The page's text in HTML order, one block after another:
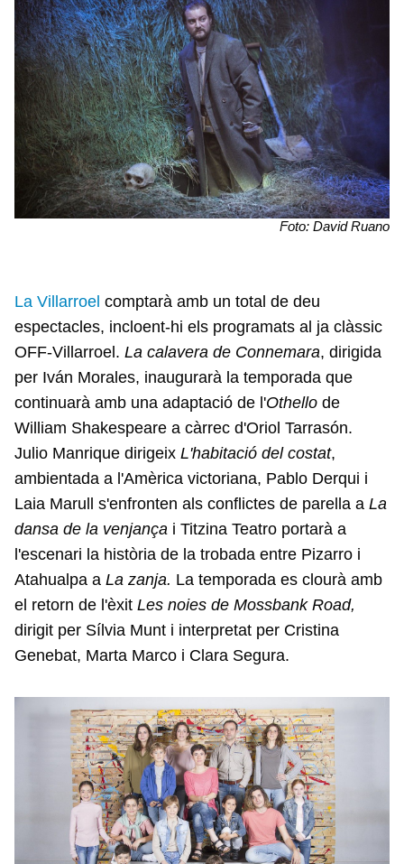
Foto: David Ruano
La Villarroel comptarà amb un total de deu
espectacles, incloent-hi els programats al ja clàssic
OFF-Villarroel. La calavera de Connemara, dirigida
per Iván Morales, inaugurarà la temporada que
continuarà amb una adaptació de l'Othello de
William Shakespeare a càrrec d'Oriol Tarrasón.
Julio Manrique dirigeix L'habitació del costat,
ambientada a l'Amèrica victoriana, Pablo Derqui i
Laia Marull s'enfronten als conflictes de parella a La
dansa de la venjança i Titzina Teatro portarà a
l'escenari la història de la trobada entre Pizarro i
Atahualpa a La zanja. La temporada es clourà amb
el retorn de l'èxit Les noies de Mossbank Road,
dirigit per Sílvia Munt i interpretat per Cristina
Genebat, Marta Marco i Clara Segura.